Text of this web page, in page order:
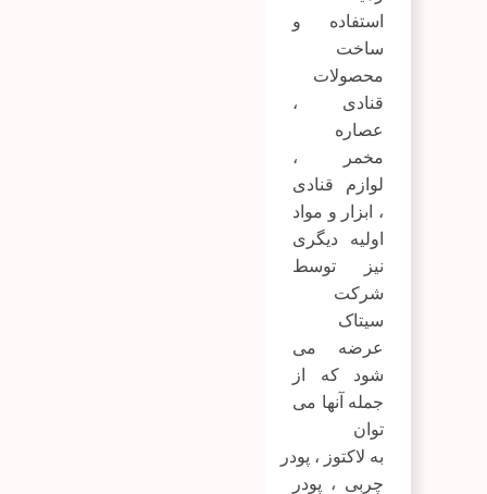
استفاده و
ساخت
محصولات
قنادی ،
عصاره
مخمر ،
لوازم قنادی
، ابزار و مواد
اولیه دیگری
نیز توسط
شرکت
سیتاک
عرضه می
شود که از
جمله آنها می
توان
به لاکتوز ، پودر
چربی ، پودر